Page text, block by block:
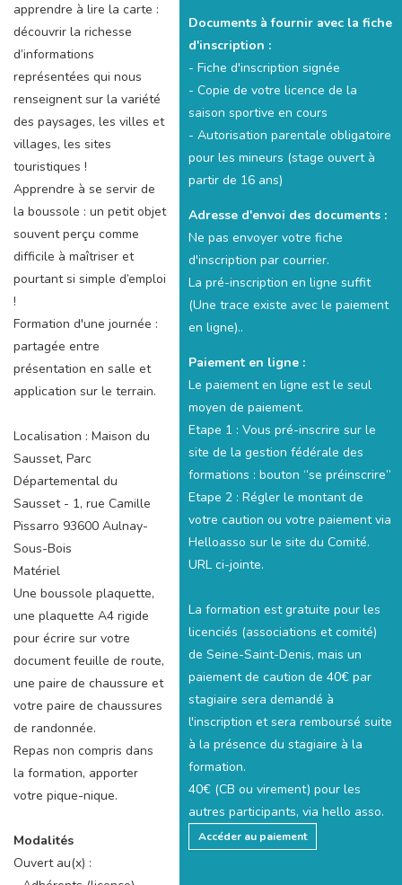
apprendre à lire la carte :
découvrir la richesse
d’informations
représentées qui nous
renseignent sur la variété
des paysages, les villes et
villages, les sites
touristiques !
Apprendre à se servir de
la boussole : un petit objet
souvent perçu comme
difficile à maîtriser et
pourtant si simple d’emploi
!
Formation d'une journée :
partagée entre
présentation en salle et
application sur le terrain.
Localisation : Maison du
Sausset, Parc
Départemental du
Sausset - 1, rue Camille
Pissarro 93600 Aulnay-
Sous-Bois
Matériel
Une boussole plaquette,
une plaquette A4 rigide
pour écrire sur votre
document feuille de route,
une paire de chaussure et
votre paire de chaussures
de randonnée.
Repas non compris dans
la formation, apporter
votre pique-nique.
Modalités
Ouvert au(x) :
Documents à fournir avec la fiche
d'inscription :
- Fiche d'inscription signée
- Copie de votre licence de la
saison sportive en cours
- Autorisation parentale obligatoire
pour les mineurs (stage ouvert à
partir de 16 ans)
Adresse d'envoi des documents :
Ne pas envoyer votre fiche
d'inscription par courrier.
La pré-inscription en ligne suffit
(Une trace existe avec le paiement
en ligne)..
Paiement en ligne :
Le paiement en ligne est le seul
moyen de paiement.
Etape 1 : Vous pré-inscrire sur le
site de la gestion fédérale des
formations : bouton ‘’se préinscrire’’
Etape 2 : Régler le montant de
votre caution ou votre paiement via
Helloasso sur le site du Comité.
URL ci-jointe.
La formation est gratuite pour les
licenciés (associations et comité)
de Seine-Saint-Denis, mais un
paiement de caution de 40€ par
stagiaire sera demandé à
l'inscription et sera remboursé suite
à la présence du stagiaire à la
formation.
40€ (CB ou virement) pour les
autres participants, via hello asso.
Accéder au paiement